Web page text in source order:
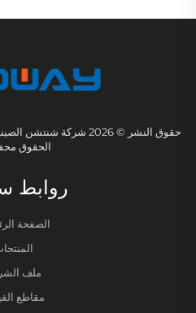
حقوق النشر © 2026 شركة
الحقوق
روابط
الصفحة
ملف
مقاطع